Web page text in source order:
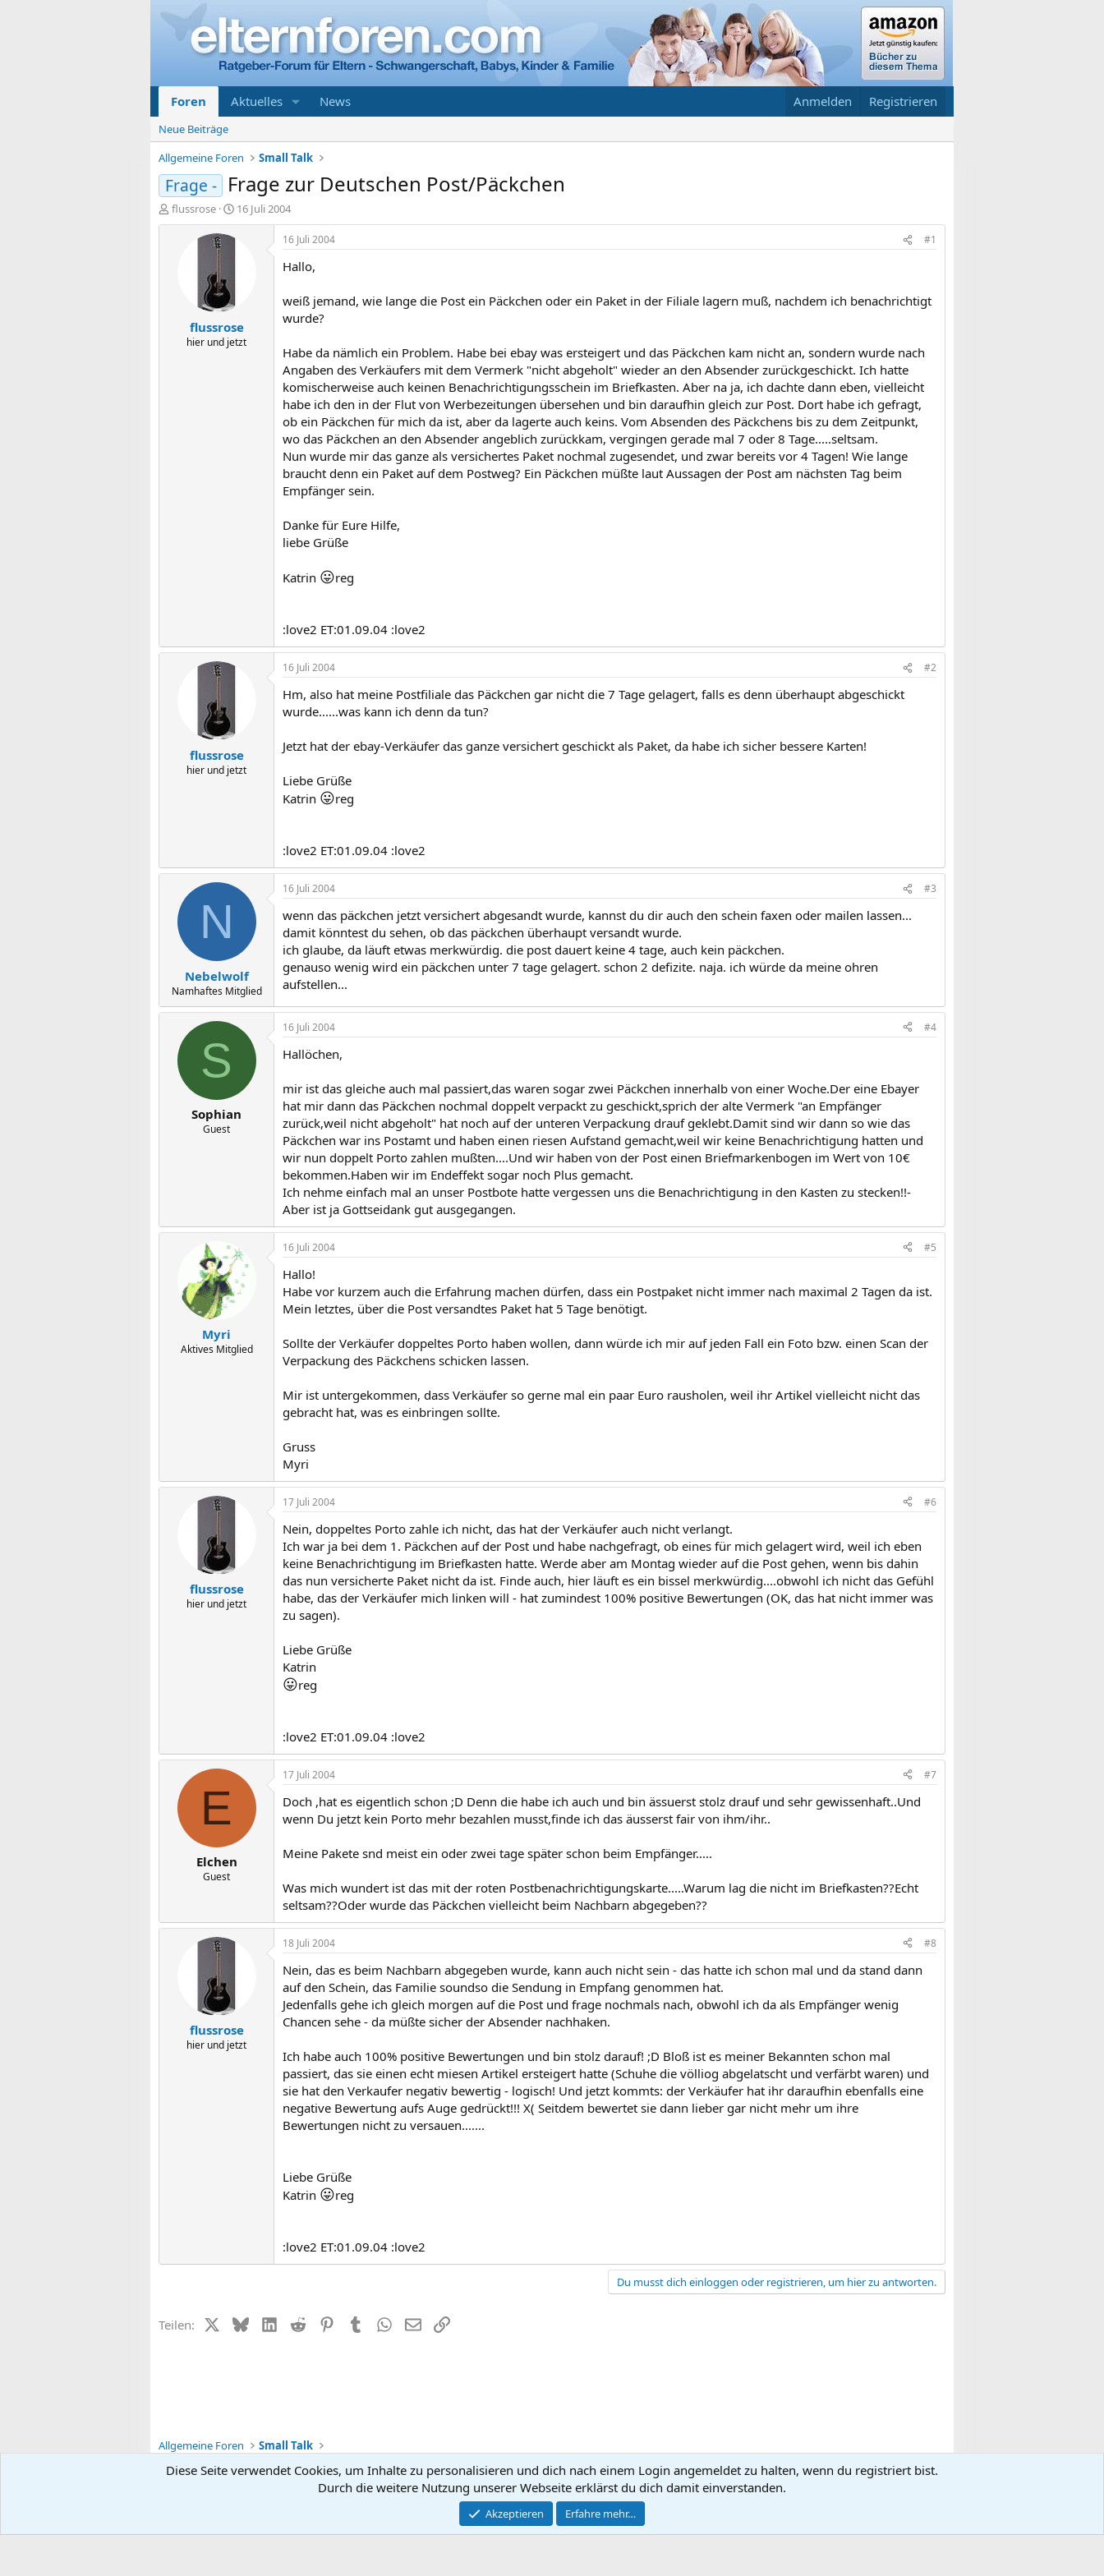
Foren Aktuelles News Anmelden Registrieren
Neue Beiträge
Allgemeine Foren
Small Talk
Frage - Frage zur Deutschen Post/Päckchen
E
r
flussrose
E
r
a
m
16 Juli 2004
flussrose
hier und jetzt
16 Juli 2004 #1
Hallo,
weiß jemand, wie lange die Post ein Päckchen oder ein Paket in der Filiale lagern muß, nachdem ich benachrichtigt
wurde?
Habe da nämlich ein Problem. Habe bei ebay was ersteigert und das Päckchen kam nicht an, sondern wurde nach
Angaben des Verkäufers mit dem Vermerk "nicht abgeholt" wieder an den Absender zurückgeschickt. Ich hatte
komischerweise auch keinen Benachrichtigungsschein im Briefkasten. Aber na ja, ich dachte dann eben, vielleicht
habe ich den in der Flut von Werbezeitungen übersehen und bin daraufhin gleich zur Post. Dort habe ich gefragt,
ob ein Päckchen für mich da ist, aber da lagerte auch keins. Vom Absenden des Päckchens bis zu dem Zeitpunkt,
wo das Päckchen an den Absender angeblich zurückkam, vergingen gerade mal 7 oder 8 Tage.....seltsam.
Nun wurde mir das ganze als versichertes Paket nochmal zugesendet, und zwar bereits vor 4 Tagen! Wie lange
braucht denn ein Paket auf dem Postweg? Ein Päckchen müßte laut Aussagen der Post am nächsten Tag beim
Empfänger sein.
Danke für Eure Hilfe,
liebe Grüße
Katrin 😛reg
:love2 ET:01.09.04 :love2
flussrose
hier und jetzt
16 Juli 2004 #2
Hm, also hat meine Postfiliale das Päckchen gar nicht die 7 Tage gelagert, falls es denn überhaupt abgeschickt
wurde......was kann ich denn da tun?
Jetzt hat der ebay-Verkäufer das ganze versichert geschickt als Paket, da habe ich sicher bessere Karten!
Liebe Grüße
Katrin 😛reg
:love2 ET:01.09.04 :love2
N
Nebelwolf
Namhaftes Mitglied
16 Juli 2004 #3
wenn das päckchen jetzt versichert abgesandt wurde, kannst du dir auch den schein faxen oder mailen lassen...
damit könntest du sehen, ob das päckchen überhaupt versandt wurde.
ich glaube, da läuft etwas merkwürdig. die post dauert keine 4 tage, auch kein päckchen.
genauso wenig wird ein päckchen unter 7 tage gelagert. schon 2 defizite. naja. ich würde da meine ohren
aufstellen...
S
Sophian
Guest
16 Juli 2004 #4
Hallöchen,
mir ist das gleiche auch mal passiert,das waren sogar zwei Päckchen innerhalb von einer Woche.Der eine Ebayer
hat mir dann das Päckchen nochmal doppelt verpackt zu geschickt,sprich der alte Vermerk "an Empfänger
zurück,weil nicht abgeholt" hat noch auf der unteren Verpackung drauf geklebt.Damit sind wir dann so wie das
Päckchen war ins Postamt und haben einen riesen Aufstand gemacht,weil wir keine Benachrichtigung hatten und
wir nun doppelt Porto zahlen mußten....Und wir haben von der Post einen Briefmarkenbogen im Wert von 10€
bekommen.Haben wir im Endeffekt sogar noch Plus gemacht.
Ich nehme einfach mal an unser Postbote hatte vergessen uns die Benachrichtigung in den Kasten zu stecken!!-
Aber ist ja Gottseidank gut ausgegangen.
Myri
Aktives Mitglied
16 Juli 2004 #5
Hallo!
Habe vor kurzem auch die Erfahrung machen dürfen, dass ein Postpaket nicht immer nach maximal 2 Tagen da ist.
Mein letztes, über die Post versandtes Paket hat 5 Tage benötigt.
Sollte der Verkäufer doppeltes Porto haben wollen, dann würde ich mir auf jeden Fall ein Foto bzw. einen Scan der
Verpackung des Päckchens schicken lassen.
Mir ist untergekommen, dass Verkäufer so gerne mal ein paar Euro rausholen, weil ihr Artikel vielleicht nicht das
gebracht hat, was es einbringen sollte.
Gruss
Myri
flussrose
hier und jetzt
17 Juli 2004 #6
Nein, doppeltes Porto zahle ich nicht, das hat der Verkäufer auch nicht verlangt.
Ich war ja bei dem 1. Päckchen auf der Post und habe nachgefragt, ob eines für mich gelagert wird, weil ich eben
keine Benachrichtigung im Briefkasten hatte. Werde aber am Montag wieder auf die Post gehen, wenn bis dahin
das nun versicherte Paket nicht da ist. Finde auch, hier läuft es ein bissel merkwürdig....obwohl ich nicht das Gefühl
habe, das der Verkäufer mich linken will - hat zumindest 100% positive Bewertungen (OK, das hat nicht immer was
zu sagen).
Liebe Grüße
Katrin
😛reg
:love2 ET:01.09.04 :love2
E
Elchen
Guest
17 Juli 2004 #7
Doch ,hat es eigentlich schon ;D Denn die habe ich auch und bin ässuerst stolz drauf und sehr gewissenhaft..Und
wenn Du jetzt kein Porto mehr bezahlen musst,finde ich das äusserst fair von ihm/ihr..
Meine Pakete snd meist ein oder zwei tage später schon beim Empfänger.....
Was mich wundert ist das mit der roten Postbenachrichtigungskarte.....Warum lag die nicht im Briefkasten??Echt
seltsam??Oder wurde das Päckchen vielleicht beim Nachbarn abgegeben??
flussrose
hier und jetzt
18 Juli 2004 #8
Nein, das es beim Nachbarn abgegeben wurde, kann auch nicht sein - das hatte ich schon mal und da stand dann
auf den Schein, das Familie soundso die Sendung in Empfang genommen hat.
Jedenfalls gehe ich gleich morgen auf die Post und frage nochmals nach, obwohl ich da als Empfänger wenig
Chancen sehe - da müßte sicher der Absender nachhaken.
Ich habe auch 100% positive Bewertungen und bin stolz darauf! ;D Bloß ist es meiner Bekannten schon mal
passiert, das sie einen echt miesen Artikel ersteigert hatte (Schuhe die völliog abgelatscht und verfärbt waren) und
sie hat den Verkaufer negativ bewertig - logisch! Und jetzt kommts: der Verkäufer hat ihr daraufhin ebenfalls eine
negative Bewertung aufs Auge gedrückt!!! X( Seitdem bewertet sie dann lieber gar nicht mehr um ihre
Bewertungen nicht zu versauen.......
Liebe Grüße
Katrin 😛reg
:love2 ET:01.09.04 :love2
Du musst dich einloggen oder registrieren, um hier zu antworten.
Teilen: X (Twitter)
BlueskyLinkedIn
Reddit PinterestTumblrWhatsApp
E-MailLink
Allgemeine Foren Small Talk
Kontakt Nutzungsbedingungen Datenschutz
Community platform by XenForo ® © 2010-2026 XenForo Ltd.
Diese Seite verwendet Cookies, um Inhalte zu personalisieren und dich nach einem Login angemeldet zu halten, wenn du registriert bist.
Durch die weitere Nutzung unserer Webseite erklärst du dich damit einverstanden.
Akzeptieren Erfahre mehr…